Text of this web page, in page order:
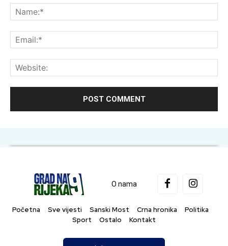
O nama
Početna Sve vijesti Sanski Most Crna hronika
Politika
Sport
Ostalo Kontakt